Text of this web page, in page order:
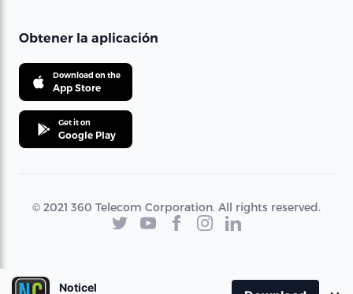
Obtener la aplicación
Download on the
App Store
Get it on
Google Play
© 2021 360 Telecom Corporation. All rights reserved.
Noticel